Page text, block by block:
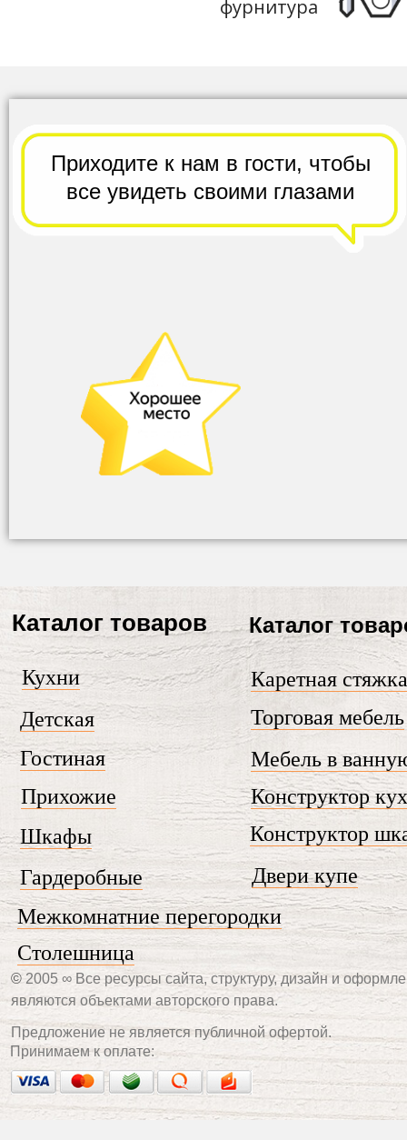
Мебель в
Детская
Принимаем к оплате:
Конструктор
Конструктор
фурнитура
Каталог товаров
Гардеробные
Приходите к нам в гости, чтобы
всеувидеть своими глазами
Предложение не является публичной офертой.
Торговая мебель
Гостиная
Кухни
Межкомнатние перегородки
Прихожие
Каретная стяжка
Двери купе
Каталог
© 2005 ∞ Все ресурсы сайта, структуру, дизайн и
являются объектами авторского права.
Шкафы
Столешница